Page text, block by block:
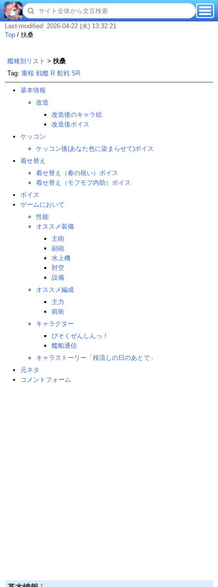
Last-modified: 2026-04-22 (水) 13:32:21
Top / 扶桑
艦種別リスト > 扶桑
Tag: 重桜 戦艦 R 航戦 SR
基本情報
改造
改造後のキャラ絵
改造後ボイス
ケッコン
ケッコン後(あなた色に染まらせて)ボイス
着せ替え
着せ替え（春の祝い）ボイス
着せ替え（モフモフ内助）ボイス
ボイス
ゲームにおいて
性能
オススメ装備
主砲
副砲
水上機
対空
設備
オススメ編成
主力
前衛
キャラクター
びそくぜんしんっ！
艦船通信
キャラストーリー「桜流しの日のあとで」
元ネタ
コメントフォーム
†